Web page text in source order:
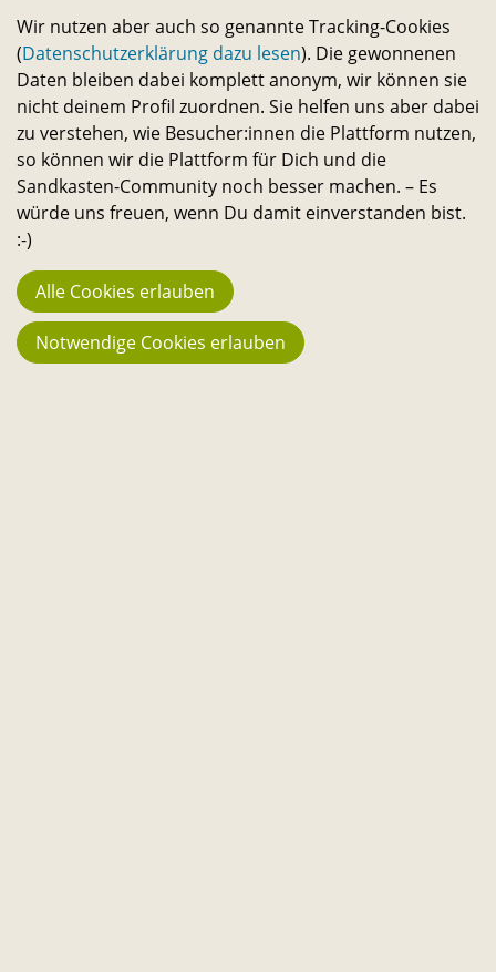
Bleib in Kontakt
E-
Mail-
Link
Telefon-
Link
Instagram-
Link
Threads-
Link
Messenger-
Apps-
Link
YouTube-
Link
Facebook-
Link
Statistik
944
Macher:innen
23.742
Fans
194
Projekte
Wir nutzen aber auch so genannte Tracking-Cookies
(Datenschutzerklärung dazu lesen). Die gewonnenen
Daten bleiben dabei komplett anonym, wir können sie
nicht deinem Profil zuordnen. Sie helfen uns aber dabei
zu verstehen, wie Besucher:innen die Plattform nutzen,
so können wir die Plattform für Dich und die
Sandkasten-Community noch besser machen. – Es
würde uns freuen, wenn Du damit einverstanden bist.
:-)
Alle Cookies erlauben
Notwendige Cookies erlauben